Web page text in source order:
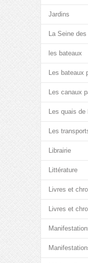
Jardins
La Seine
les bateaux
Les bateaux
Les canaux
Les quais de
Les
Librairie
Littérature
Livres et
Livres et